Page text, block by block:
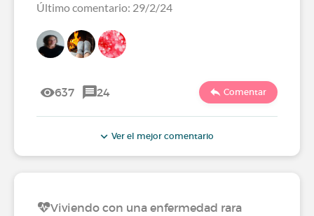
Último comentario: 29/2/24
637 24 Comentar
Ver el mejor comentario
Viviendo con una enfermedad rara